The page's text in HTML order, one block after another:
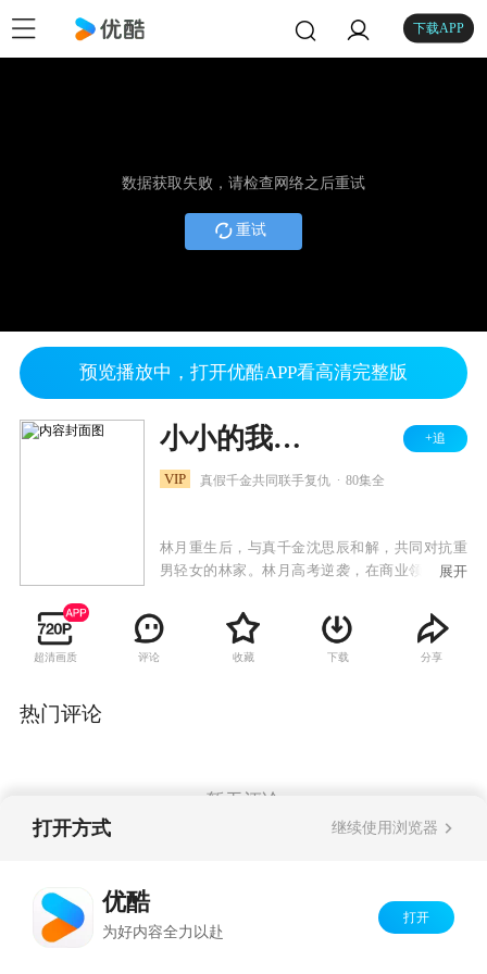
下载APP
数据获取失败，请检查网络之后重试
重试
预览播放中，打开优酷APP看高清完整版
小小的我之幸福进化论 +追
VIP 真假千金共同联手复仇 80集全
林月重生后，与真千金沈思辰和解，共同对抗重
男轻女的林家。林月高考逆袭，在商业领域与林
屡屡受挫，使出各种手段，却最终失败。林月和
沈思辰成功复仇，林家众人受到法律制裁，她们
也收获了事业与亲情。
展开
超清画质 评论 收藏 下载 分享
热门评论
暂无评论
打开方式 继续使用浏览器
优酷
为好内容全力以赴
打开